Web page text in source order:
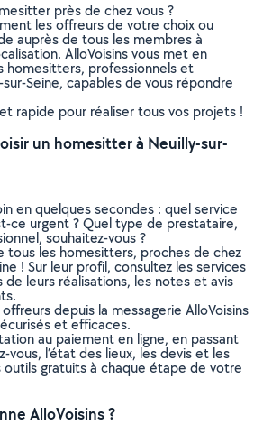
près de chez vous ?
les offreurs de votre choix ou
auprès de tous les membres à
AlloVoisins vous met en
homesitters, professionnels et
Seine, capables de vous répondre
rapide pour réaliser tous vos projets !
un homesitter à Neuilly-sur-
en quelques secondes : quel service
ce urgent ? Quel type de prestataire,
souhaitez-vous ?
tous les homesitters, proches de chez
! Sur leur profil, consultez les services
leurs réalisations, les notes et avis
depuis la messagerie AlloVoisins
et efficaces.
au paiement en ligne, en passant
vous, l’état des lieux, les devis et les
outils gratuits à chaque étape de votre
AlloVoisins ?